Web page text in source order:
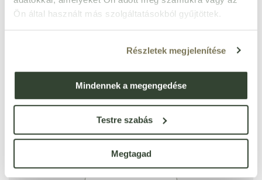
Ön által használt más szolgáltatásokból gyűjtöttek.
Részletek megjelenítése
Mindennek a megengedése
Testre szabás
Megtagad